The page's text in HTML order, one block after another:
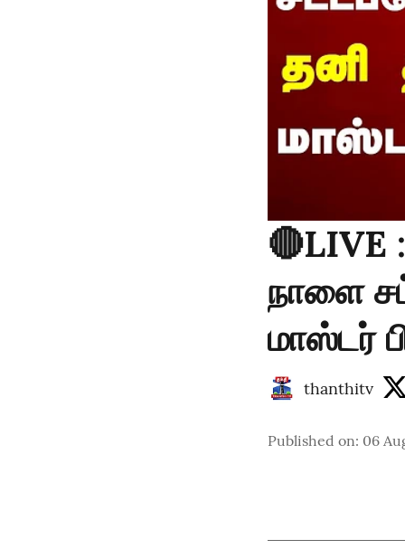
🔴LIVE
நாளை
மாஸ்டர்
thanthitv
Published on: 06